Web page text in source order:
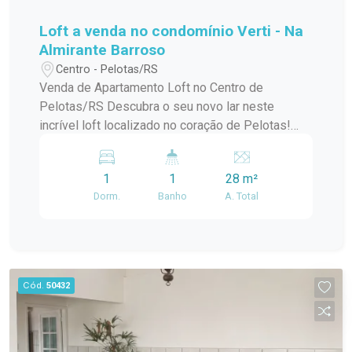
Loft a venda no condomínio Verti - Na
Almirante Barroso
Centro - Pelotas/RS
Venda de Apartamento Loft no Centro de
Pelotas/RS Descubra o seu novo lar neste
incrível loft localizado no coração de Pelotas!
construção, oferece o melhor da modernidade e
conforto, ideal para quem busca praticidade e
estilo de vida urbano. Com uma localização
entretenimento. O condomínio conta com uma
infraestrutura de lazer completa, perfeita para
relaxar e aproveitar momentos especiais com
amigos e familiares. O loft possui um design
1
Dorm.
1
Banho
28 m²
A. Total
Cód. 50432